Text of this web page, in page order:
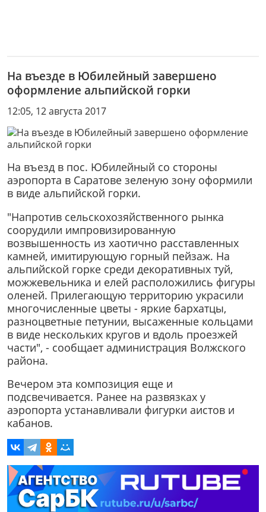
На въезде в Юбилейный завершено
оформление альпийской горки
12:05, 12 августа 2017
На въезд в пос. Юбилейный со стороны
аэропорта в Саратове зеленую зону оформили
в виде альпийской горки.
"Напротив сельскохозяйственного рынка
соорудили импровизированную
возвышенность из хаотично расставленных
камней, имитирующую горный пейзаж. На
альпийской горке среди декоративных туй,
можжевельника и елей расположились фигуры
оленей. Прилегающую территорию украсили
многочисленные цветы - яркие бархатцы,
разноцветные петунии, высаженные кольцами
в виде нескольких кругов и вдоль проезжей
части", - сообщает администрация Волжского
района.
Вечером эта композиция еще и
подсвечивается. Ранее на развязках у
аэропорта устанавливали фигурки аистов и
кабанов.